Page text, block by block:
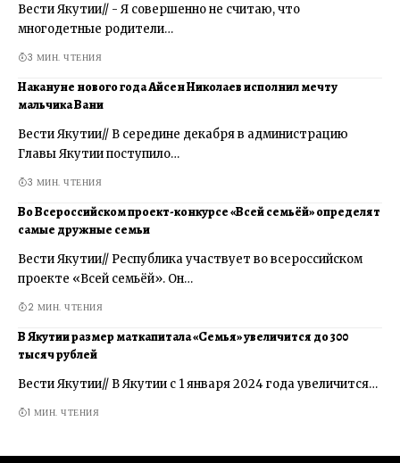
Вести Якутии// - Я совершенно не считаю, что
многодетные родители…
3 МИН. ЧТЕНИЯ
Накануне нового года Айсен Николаев исполнил мечту
мальчика Вани
Вести Якутии// В середине декабря в администрацию
Главы Якутии поступило…
3 МИН. ЧТЕНИЯ
Во Всероссийском проект-конкурсе «Всей семьёй» определят
самые дружные семьи
Вести Якутии// Республика участвует во всероссийском
проекте «Всей семьёй». Он…
2 МИН. ЧТЕНИЯ
В Якутии размер маткапитала «Семья» увеличится до 300
тысяч рублей
Вести Якутии// В Якутии с 1 января 2024 года увеличится…
1 МИН. ЧТЕНИЯ